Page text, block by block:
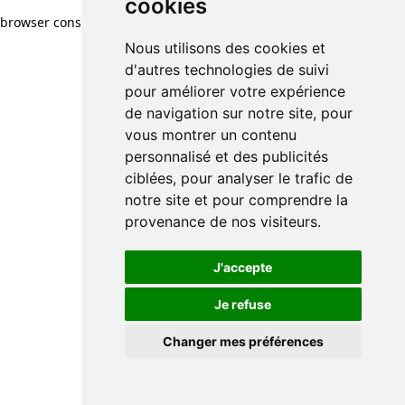
cookies
Nous utilisons des cookies et
d'autres technologies de suivi
pour améliorer votre expérience
de navigation sur notre site, pour
vous montrer un contenu
personnalisé et des publicités
ciblées, pour analyser le trafic de
notre site et pour comprendre la
provenance de nos visiteurs.
J'accepte
Je refuse
Changer mes préférences
browser console for more information)